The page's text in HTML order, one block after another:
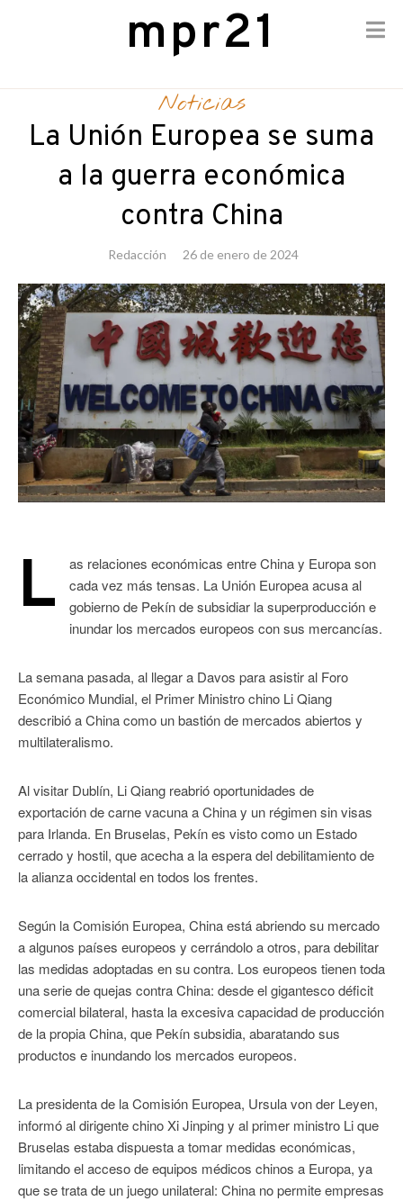
content
mpr21
Noticias
La Unión Europea se suma
a la guerra económica
contra China
Redacción 26 de enero de 2024
L
as relaciones económicas entre China y Europa son
cada vez más tensas. La Unión Europea acusa al
gobierno de Pekín de subsidiar la superproducción e
inundar los mercados europeos con sus mercancías.
La semana pasada, al llegar a Davos para asistir al Foro
Económico Mundial, el Primer Ministro chino Li Qiang
describió a China como un bastión de mercados abiertos y
multilateralismo.
Al visitar Dublín, Li Qiang reabrió oportunidades de
exportación de carne vacuna a China y un régimen sin visas
para Irlanda. En Bruselas, Pekín es visto como un Estado
cerrado y hostil, que acecha a la espera del debilitamiento de
la alianza occidental en todos los frentes.
Según la Comisión Europea, China está abriendo su mercado
a algunos países europeos y cerrándolo a otros, para debilitar
las medidas adoptadas en su contra. Los europeos tienen toda
una serie de quejas contra China: desde el gigantesco déficit
comercial bilateral, hasta la excesiva capacidad de producción
de la propia China, que Pekín subsidia, abaratando sus
productos e inundando los mercados europeos.
La presidenta de la Comisión Europea, Ursula von der Leyen,
informó al dirigente chino Xi Jinping y al primer ministro Li que
Bruselas estaba dispuesta a tomar medidas económicas,
limitando el acceso de equipos médicos chinos a Europa, ya
que se trata de un juego unilateral: China no permite empresas